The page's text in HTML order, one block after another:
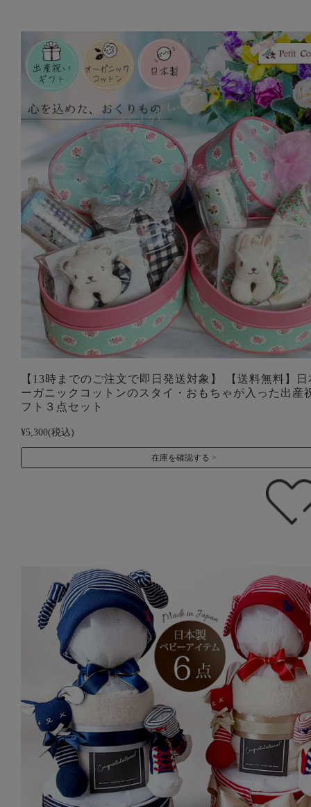
【13時までのご注文で即日発送対象】 【送料無料】
ーガニックコットンのスタイ・おもちゃが入った出産
フト３点セット
¥5,300(税込)
在庫を確認する